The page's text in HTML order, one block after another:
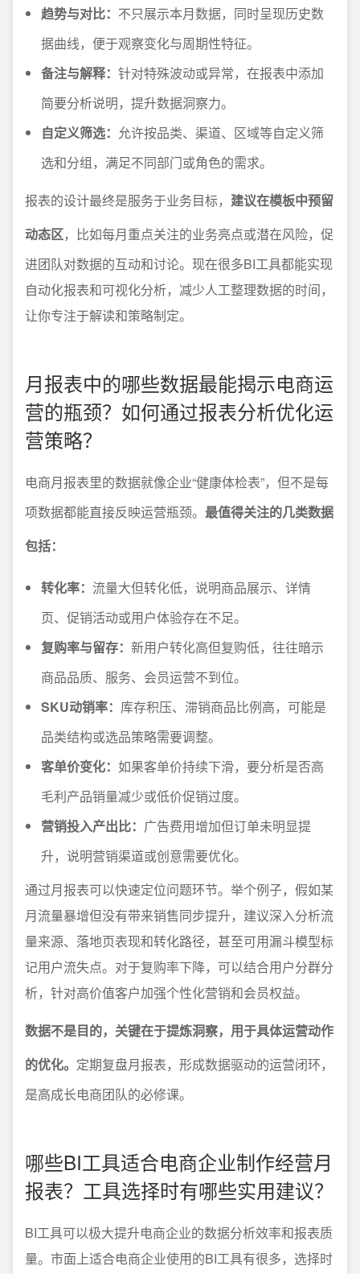
趋势与对比： 不只展示本月数据，同时呈现历史数
据曲线，便于观察变化与周期性特征。
备注与解释： 针对特殊波动或异常，在报表中添加
简要分析说明，提升数据洞察力。
自定义筛选： 允许按品类、渠道、区域等自定义筛
选和分组，满足不同部门或角色的需求。
报表的设计最终是服务于业务目标， 建议在模板中预留
动态区，比如每月重点关注的业务亮点或潜在风险，促
进团队对数据的互动和讨论。现在很多BI工具都能实现
自动化报表和可视化分析，减少人工整理数据的时间，
让你专注于解读和策略制定。
月报表中的哪些数据最能揭示电商运
营的瓶颈？如何通过报表分析优化运
营策略？
电商月报表里的数据就像企业“健康体检表”，但不是每
项数据都能直接反映运营瓶颈。 最值得关注的几类数据
包括：
转化率： 流量大但转化低，说明商品展示、详情
页、促销活动或用户体验存在不足。
复购率与留存： 新用户转化高但复购低，往往暗示
商品品质、服务、会员运营不到位。
SKU动销率： 库存积压、滞销商品比例高，可能是
品类结构或选品策略需要调整。
客单价变化： 如果客单价持续下滑，要分析是否高
毛利产品销量减少或低价促销过度。
营销投入产出比： 广告费用增加但订单未明显提
升，说明营销渠道或创意需要优化。
通过月报表可以快速定位问题环节。举个例子，假如某
月流量暴增但没有带来销售同步提升，建议深入分析流
量来源、落地页表现和转化路径，甚至可用漏斗模型标
记用户流失点。对于复购率下降，可以结合用户分群分
析，针对高价值客户加强个性化营销和会员权益。
数据不是目的，关键在于提炼洞察，用于具体运营动作
的优化。 定期复盘月报表，形成数据驱动的运营闭环，
是高成长电商团队的必修课。
哪些BI工具适合电商企业制作经营月
报表？工具选择时有哪些实用建议？
BI工具可以极大提升电商企业的数据分析效率和报表质
量。市面上适合电商企业使用的BI工具有很多，选择时